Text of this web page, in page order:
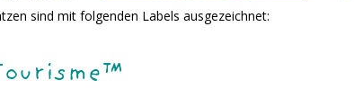
sind mit folgenden Labels ausgezeichnet: